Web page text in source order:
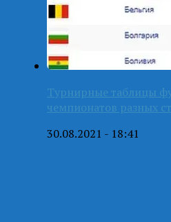
Турнирные таблицы
чемпионатов разных
30.08.2021 - 18:41